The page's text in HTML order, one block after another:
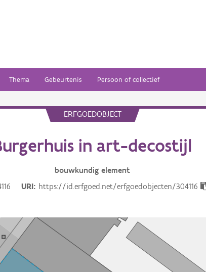
Thema Gebeurtenis Persoon of collectief
ERFGOEDOBJECT
in art-decostijl
bouwkundig element
URI https://id.erfgoed.net/erfgoedobjecten/304116